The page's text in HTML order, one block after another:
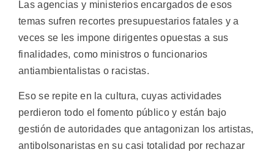
Las agencias y ministerios encargados de esos
temas sufren recortes presupuestarios fatales y a
veces se les impone dirigentes opuestas a sus
finalidades, como ministros o funcionarios
antiambientalistas o racistas.
Eso se repite en la cultura, cuyas actividades
perdieron todo el fomento público y están bajo
gestión de autoridades que antagonizan los artistas,
antibolsonaristas en su casi totalidad por rechazar